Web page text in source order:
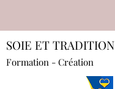
SOIE ET TRADITION
Formation - Création